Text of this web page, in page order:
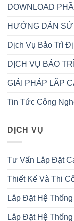
DOWNLOAD
HƯỚNG DẪN
Dịch Vụ Bảo Trì
DỊCH VỤ BẢO
GIẢI PHÁP LẮP
Tin Tức Công
DỊCH VỤ
Tư Vấn Lắp Đặt
Thiết Kế Và Thi
Lắp Đặt Hệ
Lắp Đặt Hệ